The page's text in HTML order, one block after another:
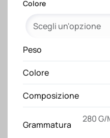
riciclato
g/m2
con
cerniera
e
soffietto
alla
base
Colore
Peso
Colore
Composizione
Grammatura
280 G/